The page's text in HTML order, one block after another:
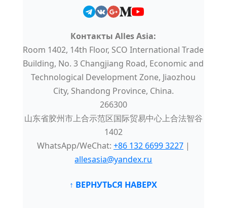
Контакты Alles Asia:
Room 1402, 14th Floor, SCO International Trade
Building, No. 3 Changjiang Road, Economic and
Technological Development Zone, Jiaozhou
City, Shandong Province, China.
266300
山东省胶州市上合示范区国际贸易中心上合法智谷
1402
WhatsApp/WeChat: +86 132 6699 3227|
allesasia@yandex.ru
↑ ВЕРНУТЬСЯ НАВЕРХ